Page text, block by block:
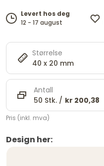
Levert hos deg
12 - 17 august
Størrelse
40 x 20 mm
Antall
50 Stk. / kr 200,38
Pris (inkl. mva)
Design her: